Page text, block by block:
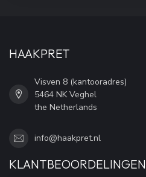
HAAKPRET
Visven 8 (kantooradres)
5464 NK Veghel
the Netherlands
info@haakpret.nl
KLANTBEOORDELINGEN